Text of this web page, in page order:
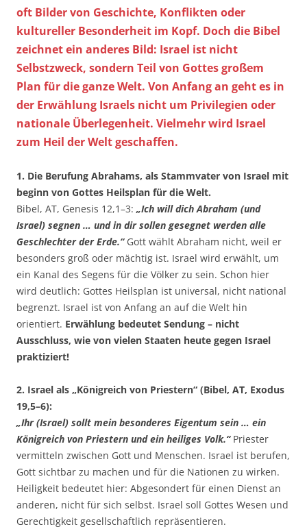
oft Bilder von Geschichte, Konflikten oder
kultureller Besonderheit im Kopf. Doch die Bibel
zeichnet ein anderes Bild: Israel ist nicht
Selbstzweck, sondern Teil von Gottes großem
Plan für die ganze Welt. Von Anfang an geht es in
der Erwählung Israels nicht um Privilegien oder
nationale Überlegenheit. Vielmehr wird Israel
zum Heil der Welt geschaffen.
1. Die Berufung Abrahams, als Stammvater von Israel mit
beginn von Gottes Heilsplan für die Welt.
Bibel, AT, Genesis 12,1–3: „Ich will dich Abraham (und
Israel) segnen … und in dir sollen gesegnet werden alle
Geschlechter der Erde.“ Gott wählt Abraham nicht, weil er
besonders groß oder mächtig ist. Israel wird erwählt, um
ein Kanal des Segens für die Völker zu sein. Schon hier
wird deutlich: Gottes Heilsplan ist universal, nicht national
begrenzt. Israel ist von Anfang an auf die Welt hin
orientiert. Erwählung bedeutet Sendung – nicht
Ausschluss, wie von vielen Staaten heute gegen Israel
praktiziert!
2. Israel als „Königreich von Priestern“ (Bibel, AT, Exodus
19,5–6):
„Ihr (Israel) sollt mein besonderes Eigentum sein … ein
Königreich von Priestern und ein heiliges Volk.“Priester
vermitteln zwischen Gott und Menschen. Israel ist berufen,
Gott sichtbar zu machen und für die Nationen zu wirken.
Heiligkeit bedeutet hier: Abgesondert für einen Dienst an
anderen, nicht für sich selbst. Israel soll Gottes Wesen und
Gerechtigkeit gesellschaftlich repräsentieren.